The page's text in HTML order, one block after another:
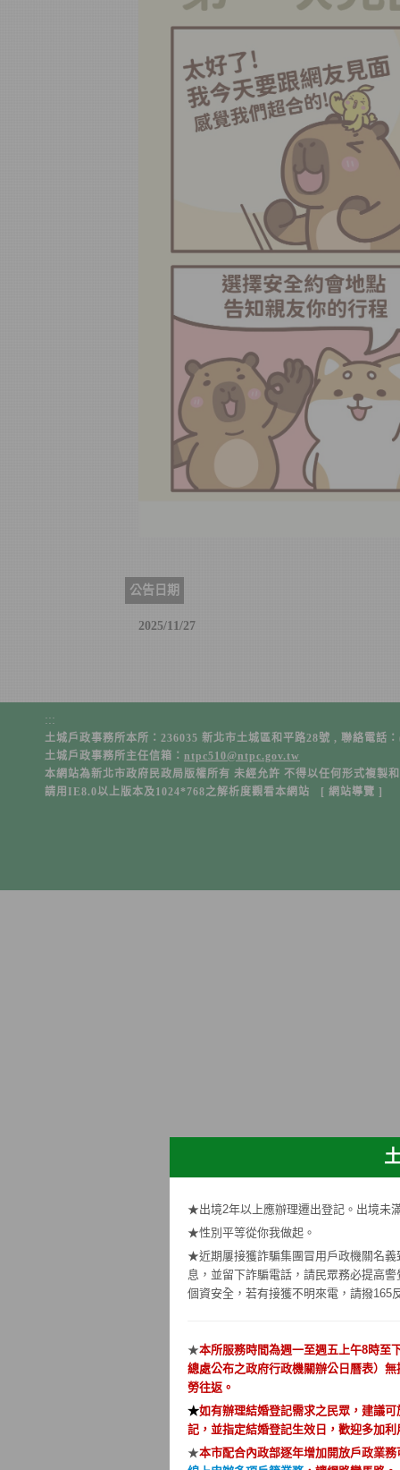
公告日期
2025/11/27
:::
土城戶政事務所本所：236035 新北市土城區和平路28號 , 聯絡電話
土城戶政事務所主任信箱： ntpc510@ntpc.gov.tw
本網站為新北市政府民政局版權所有 未經允許 不得以任何形式複製
請用IE8.0以上版本及1024*768之解析度觀看本網站 [ 網站導覽 ]
★出境2年以上應辦理遷出登記。出境未
★性別平等從你我做起。
★近期屢接獲詐騙集團冒用戶政機關名
息，並留下詐騙電話，請民眾務必提高
個資安全，若有接獲不明來電，請撥165
★本所服務時間為週一至週五上午8時至
總處公布之政府行政機關辦公日曆表）
勞往返。
★如有辦理結婚登記需求之民眾，建議
記，並指定結婚登記生效日，歡迎多加利
★本市配合內政部逐年增加開放戶政業